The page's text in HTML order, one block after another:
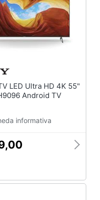
Android TV
informativa